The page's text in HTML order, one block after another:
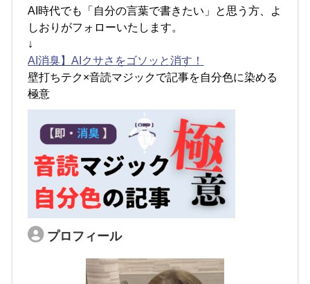
AI時代でも「自分の言葉で書きたい」と思う方、よ
しおりがフォローいたします。
↓
AI消臭】AIクサさをゴソッと消す！
壁打ちテク×音読マジックで記事を自分色に染める
極意
プロフィール